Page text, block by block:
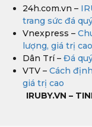
24h.com.vn –
trang sức đá
Vnexpress –
lượng, giá trị cao
Dân Trí – Đá
VTV – Cách
giá trị cao
IRUBY.VN –